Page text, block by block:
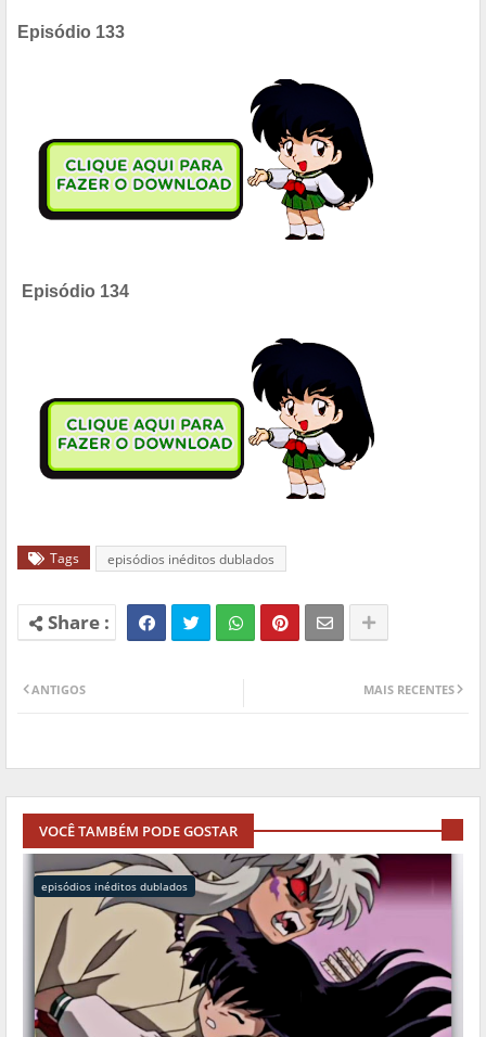
Episódio 133
Episódio 134
Tags episódios inéditos dublados
MAIS RECENTES
ANTIGOS
VOCÊ TAMBÉM PODE GOSTAR
episódios inéditos dublados